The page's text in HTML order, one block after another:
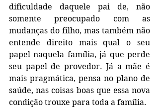
dificuldade daquele pai de, não
somente preocupado com as
mudanças do filho, mas também não
entende direito mais qual o seu
papel naquela família, já que perde
seu papel de provedor. Já a mãe é
mais pragmática, pensa no plano de
saúde, nas coisas boas que essa nova
condição trouxe para toda a família.